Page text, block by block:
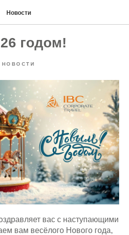
Новости
годом!
вас с наступающими
вам весёлого Нового года,